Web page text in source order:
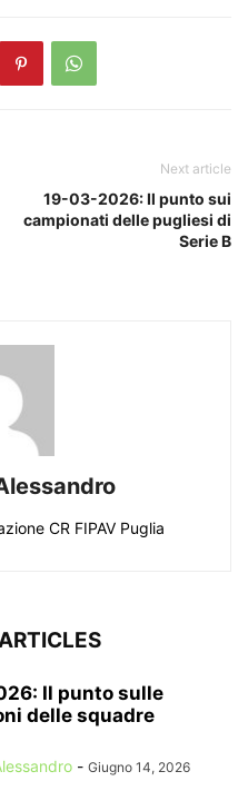
Next article
19-03-2026: Il punto sui
campionati delle pugliesi di
Serie B
CR FIPAV Puglia
Il punto sulle
delle squadre
- Giugno 14, 2026